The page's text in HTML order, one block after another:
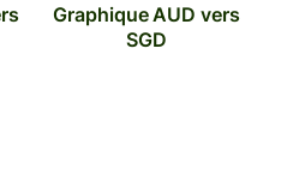
Graphique AUD vers
SGD